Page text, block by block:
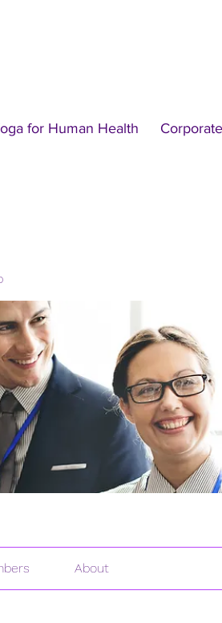
for Human Health
About